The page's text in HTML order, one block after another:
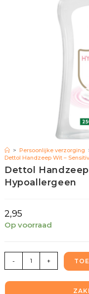
> Persoonlijke verzorging
Dettol Handzeep Wit –
Dettol
Hypoallergeen
2,95
Op voorraad
- +